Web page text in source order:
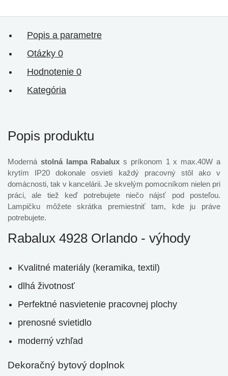
Popis a parametre
Otázky 0
Hodnotenie 0
Kategória
Popis produktu
Moderná stolná lampa Rabalux s príkonom 1 x max.40W a
krytím IP20 dokonale osvieti každý pracovný stôl ako v
domácnosti, tak v kancelárii. Je skvelým pomocníkom nielen pri
práci, ale tiež keď potrebujete niečo nájsť pod posteľou.
Lampičku môžete skrátka premiestniť tam, kde ju práve
potrebujete.
Rabalux 4928 Orlando - výhody
Kvalitné materiály (keramika, textil)
dlhá životnosť
Perfektné nasvietenie pracovnej plochy
prenosné svietidlo
moderný vzhľad
Dekoračný bytový doplnok